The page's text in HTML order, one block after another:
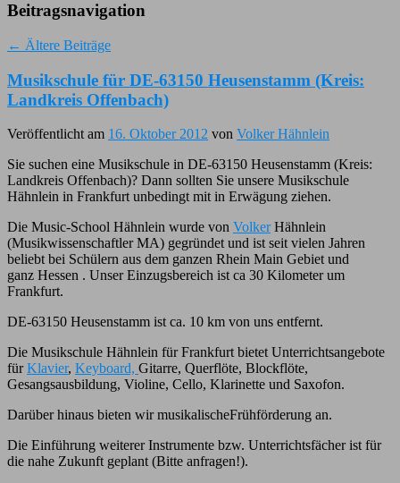
Beitragsnavigation
← Ältere Beiträge
Musikschule für DE-63150 Heusenstamm (Kreis:
Landkreis Offenbach)
Veröffentlicht am 16. Oktober 2012 von Volker Hähnlein
Sie suchen eine Musikschule in DE-63150 Heusenstamm (Kreis:
Landkreis Offenbach)? Dann sollten Sie unsere Musikschule
Hähnlein in Frankfurt unbedingt mit in Erwägung ziehen.
Die Music-School Hähnlein wurde von VolkerHähnlein
(Musikwissenschaftler MA) gegründet und ist seit vielen Jahren
beliebt bei Schülern aus dem ganzen Rhein Main Gebiet und
ganz Hessen . Unser Einzugsbereich ist ca 30 Kilometer um
Frankfurt.
DE-63150 Heusenstamm ist ca. 10 km von uns entfernt.
Die Musikschule Hähnlein für Frankfurt bietet Unterrichtsangebote
fürKlavier, Keyboard, Gitarre, Querflöte, Blockflöte,
Gesangsausbildung, Violine, Cello, Klarinette und Saxofon.
Darüber hinaus bieten wir musikalischeFrühförderung an.
Die Einführung weiterer Instrumente bzw. Unterrichtsfächer ist für
die nahe Zukunft geplant (Bitte anfragen!).